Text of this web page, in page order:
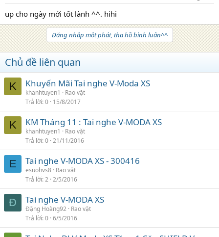
up cho ngày mới tốt lành ^^. hihi
Đăng nhập một phát, tha hồ bình luận^^
Chủ đề liên quan
K Khuyến Mãi Tai nghe V-Moda XS
khanhtuyen1
Rao vặt
Trả lời 0 15/8/2017
K KM Tháng 11 : Tai nghe V-MODA XS
khanhtuyen1
Rao vặt
Trả lời 0 21/11/2016
E Tai nghe V-MODA XS - 300416
esuohvs8 Rao vặt
Trả lời 2 2/5/2016
Đ Tai nghe V-MODA XS
Đặng Hoàng92 Rao vặt
Trả lời 0 6/5/2016